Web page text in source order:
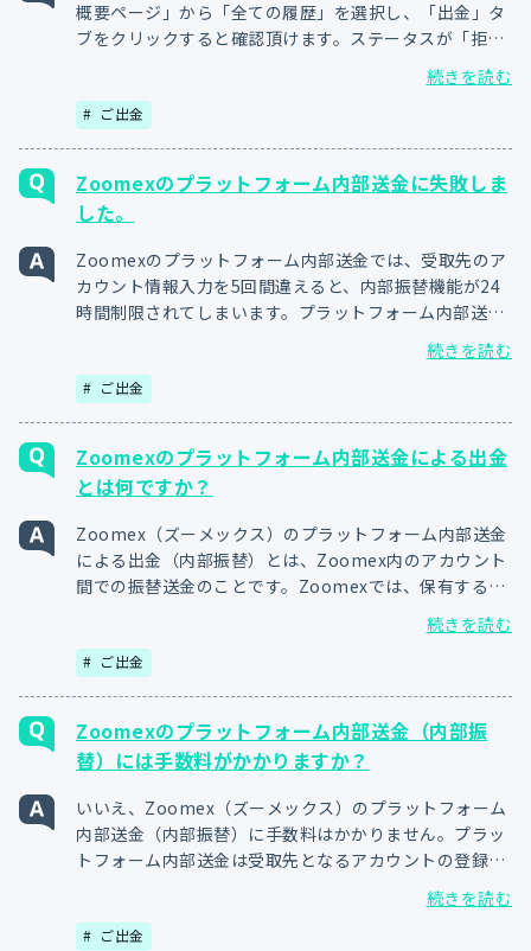
概要ページ」から「全ての履歴」を選択し、「出金」タ
ブをクリックすると確認頂けます。ステータスが「拒否
済み」になっている場合、何らかの理由で出金できない
状態となります。出金できない理由の詳細は、サポート
デスクにお問い合わせください。
続きを読む
ご出金
Zoomexのプラットフォーム内部送金に失敗しま
した。
Zoomexのプラットフォーム内部送金では、受取先のア
カウント情報入力を5回間違えると、内部振替機能が24
時間制限されてしまいます。プラットフォーム内部送金
を行う際は、受取先のご登録メールアドレス、携帯電話
番号、ユーザーID（UID）のいずれかを正確にご入力頂
くよう、十分にご注意ください。
続きを読む
ご出金
Zoomexのプラットフォーム内部送金による出金
とは何ですか？
Zoomex（ズーメックス）のプラットフォーム内部送金
による出金（内部振替）とは、Zoomex内のアカウント
間での振替送金のことです。Zoomexでは、保有する暗
号資産をZoomexの別アカウント宛に手数料無料で送金
可能です。複数アカウント間での資金移動や、他のユー
ザーへの送金にご利用頂けます。
続きを読む
ご出金
Zoomexのプラットフォーム内部送金（内部振
替）には手数料がかかりますか？
いいえ、Zoomex（ズーメックス）のプラットフォーム
内部送金（内部振替）に手数料はかかりません。プラッ
トフォーム内部送金は受取先となるアカウントの登録メ
ールアドレスか携帯電話番号、もしくはユーザーIDをご
用意頂くだけで、24時間365日、振替手数料無料でご利
用可能です。
続きを読む
ご出金